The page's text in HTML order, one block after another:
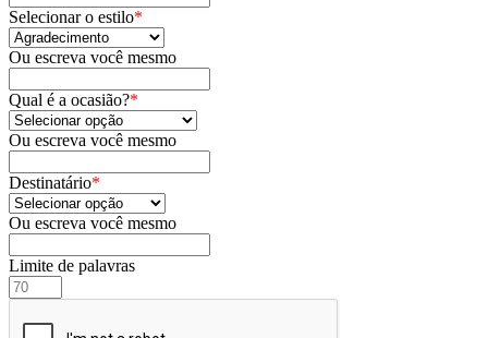
Selecionar o estilo*
Ou escreva você mesmo
Qual é a ocasião?*
Ou escreva você mesmo
Destinatário*
Ou escreva você mesmo
Limite de palavras